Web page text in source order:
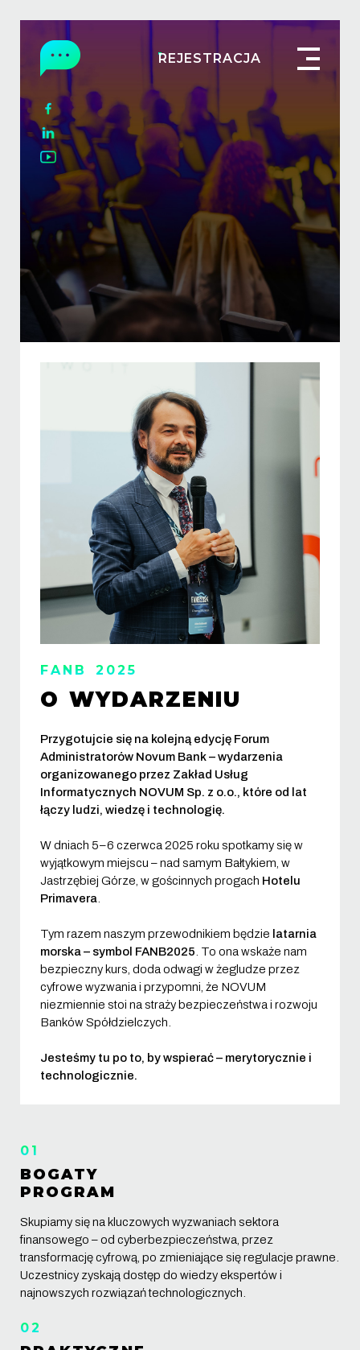
REJESTRACJA
FANB 2025
O WYDARZENIU
Przygotujcie się na kolejną edycję Forum
Administratorów Novum Bank – wydarzenia
organizowanego przez Zakład Usług
Informatycznych NOVUM Sp. z o.o., które od lat
łączy ludzi, wiedzę i technologię.
W dniach 5–6 czerwca 2025 roku spotkamy się w
wyjątkowym miejscu – nad samym Bałtykiem, w
Jastrzębiej Górze, w gościnnych progach Hotelu
Primavera
Tym razem naszym przewodnikiem będzie latarnia
morska – symbol FANB2025 . To ona wskaże nam
bezpieczny kurs, doda odwagi w żegludze przez
cyfrowe wyzwania i przypomni, że NOVUM
niezmiennie stoi na straży bezpieczeństwa i rozwoju
Banków Spółdzielczych.
Jesteśmy tu po to, by wspierać – merytorycznie i
technologicznie.
01
BOGATY
PROGRAM
Skupiamy się na kluczowych wyzwaniach sektora
finansowego – od cyberbezpieczeństwa, przez
transformację cyfrową, po zmieniające się regulacje prawne.
Uczestnicy zyskają dostęp do wiedzy ekspertów i
najnowszych rozwiązań technologicznych.
02